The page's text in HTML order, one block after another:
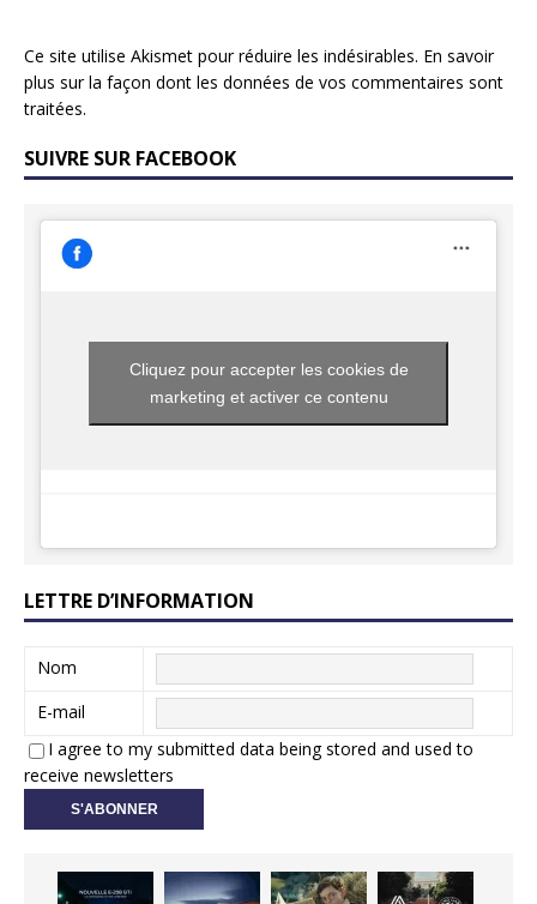
Ce site utilise Akismet pour réduire les indésirables. En savoir
plus sur la façon dont les données de vos commentaires sont
traitées.
SUIVRE SUR FACEBOOK
Cliquez pour accepter les cookies de
marketing et activer ce contenu
LETTRE D’INFORMATION
Nom
E-mail
I agree to my submitted data being stored and used to
receive newsletters